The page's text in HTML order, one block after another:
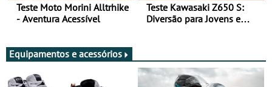
Teste Moto Morini Alltrhike
- Aventura Acessível
Teste Kawasaki Z650 S:
Diversão para Jovens e
Equipamentos e acessórios